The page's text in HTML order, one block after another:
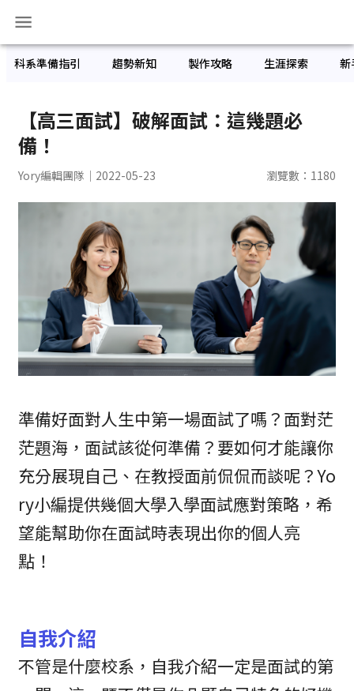
科系準備指引 趨勢新知 製作攻略 生涯探索 新
【高三面試】破解面試：這幾題必
備！
Yory編輯團隊 ｜2022-05-23 瀏覽數： 1180
準備好面對人生中第一場面試了嗎？面對茫
茫題海，面試該從何準備？要如何才能讓你
充分展現自己、在教授面前侃侃而談呢？Yo
ry小編提供幾個大學入學面試應對策略，希
望能幫助你在面試時表現出你的個人亮
點！
自我介紹
不管是什麼校系，自我介紹一定是面試的第